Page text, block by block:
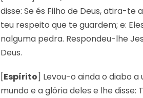
disse: Se és Filho de Deus, atira-
teu respeito que te guardem; e:
nalguma pedra. Respondeu-lhe
Deus.
[Espírito] Levou-o ainda o diabo
mundo e a glória deles e lhe